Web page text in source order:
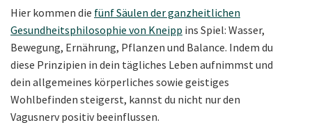
Hier kommen die fünf Säulen der ganzheitlichen
Gesundheitsphilosophie von Kneipp ins Spiel: Wasser,
Bewegung, Ernährung, Pflanzen und Balance. Indem du
diese Prinzipien in dein tägliches Leben aufnimmst und
dein allgemeines körperliches sowie geistiges
Wohlbefinden steigerst, kannst du nicht nur den
Vagusnerv positiv beeinflussen.